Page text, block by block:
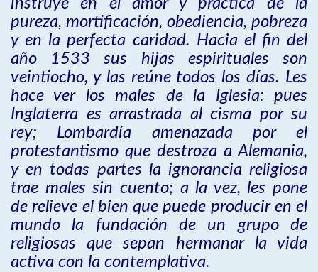
instruye en el amor y práctica de la
pureza, mortificación, obediencia, pobreza
y en la perfecta caridad. Hacia el fin del
año 1533 sus hijas espirituales son
veintiocho, y las reúne todos los días. Les
hace ver los males de la Iglesia: pues
Inglaterra es arrastrada al cisma por su
rey; Lombardía amenazada por el
protestantismo que destroza a Alemania,
y en todas partes la ignorancia religiosa
trae males sin cuento; a la vez, les pone
de relieve el bien que puede producir en el
mundo la fundación de un grupo de
religiosas que sepan hermanar la vida
activa con la contemplativa.